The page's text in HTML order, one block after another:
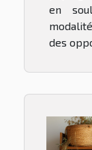
en
des